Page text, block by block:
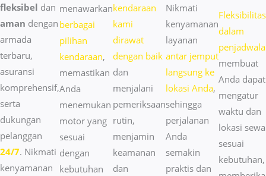
fleksibel dan
aman dengan
armada
terbaru,
asuransi
komprehensif,
serta
dukungan
pelanggan
24/7. Nikmati
kenyamanan
menawarkan
berbagai
pilihan
kendaraan,
memastikan
Anda
menemukan
motor yang
sesuai
dengan
kebutuhan
kendaraan
kami
dirawat
dengan baik
dan
menjalani
pemeriksaan
rutin,
menjamin
keamanan
dan
Nikmati
kenyamanan
layanan
antar jemput
langsung ke
lokasi Anda,
sehingga
perjalanan
Anda
semakin
praktis dan
Fleksibilitas
dalam
membuat
Anda dapat
mengatur
waktu dan
lokasi sewa
sesuai
kebutuhan,